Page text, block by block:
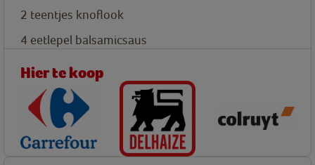
2 teentjes knoflook
4 eetlepel balsamicsaus
Hier te koop